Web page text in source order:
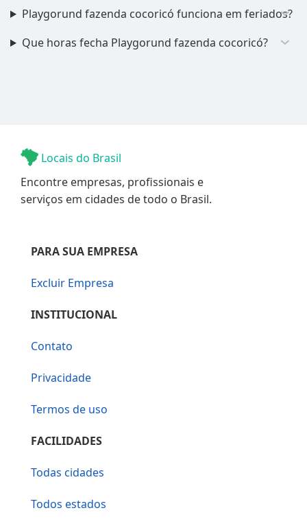
Playgorund fazenda cocoricó funciona em feriados?
Que horas fecha Playgorund fazenda cocoricó?
Locais do Brasil
Encontre empresas, profissionais e
serviços em cidades de todo o Brasil.
PARA SUA EMPRESA
Excluir Empresa
INSTITUCIONAL
Contato
Privacidade
Termos de uso
FACILIDADES
Todas cidades
Todos estados